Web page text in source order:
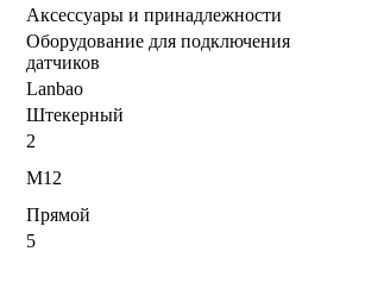
Аксессуары и принадлежности
Оборудование для подключения
датчиков
Lanbao
Штекерный
2
M12
Прямой
5